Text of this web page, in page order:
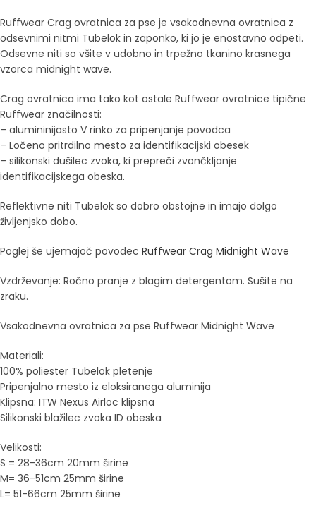
Ruffwear Crag ovratnica za pse je vsakodnevna ovratnica z
odsevnimi nitmi Tubelok in zaponko, ki jo je enostavno odpeti.
Odsevne niti so všite v udobno in trpežno tkanino krasnega
vzorca midnight wave.
Crag ovratnica ima tako kot ostale Ruffwear ovratnice tipične
Ruffwear značilnosti:
– alumininijasto V rinko za pripenjanje povodca
– Ločeno pritrdilno mesto za identifikacijski obesek
– silikonski dušilec zvoka, ki prepreči zvončkljanje
identifikacijskega obeska.
Reflektivne niti Tubelok so dobro obstojne in imajo dolgo
življenjsko dobo.
Poglej še ujemajoč povodec Ruffwear Crag Midnight Wave
Vzdrževanje: Ročno pranje z blagim detergentom. Sušite na
zraku.
Vsakodnevna ovratnica za pse Ruffwear Midnight Wave
Materiali:
100% poliester Tubelok pletenje
Pripenjalno mesto iz eloksiranega aluminija
Klipsna: ITW Nexus Airloc klipsna
Silikonski blažilec zvoka ID obeska
Velikosti:
S = 28-36cm 20mm širine
M= 36-51cm 25mm širine
L= 51-66cm 25mm širine